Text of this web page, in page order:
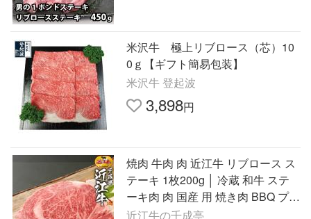
米沢牛 極上リブロース（芯）10
0ｇ【ギフト簡易包装】
米沢牛 登起波
3,898円
焼肉 牛肉 肉 近江牛 リブロース ス
テーキ 1枚200g │ 冷蔵 和牛 ステ
ーキ肉 肉 国産 用 焼き肉 BBQ プレ
ゼント 御祝 ギフト 贈り物 お取り
近江牛の千成亭